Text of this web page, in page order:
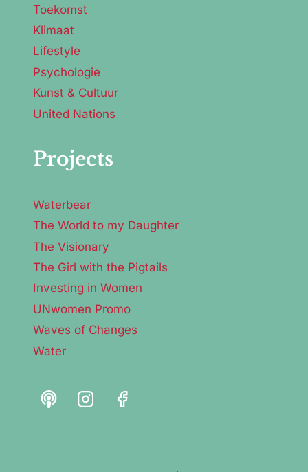
Toekomst
Klimaat
Lifestyle
Psychologie
Kunst & Cultuur
United Nations
Projects
Waterbear
The World to my Daughter
The Visionary
The Girl with the Pigtails
Investing in Women
UNwomen Promo
Waves of Changes
Water